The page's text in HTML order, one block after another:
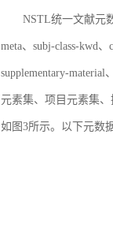
NSTL统一文献元
meta、subj-class-kwd
supplementary-
元素集、项目元素集
如图3所示。以下元数